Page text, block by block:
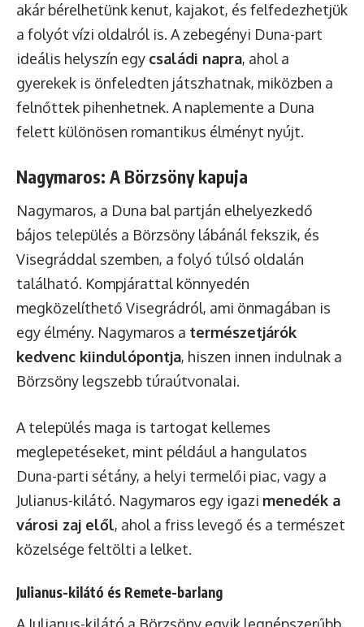
akár bérelhetünk kenut, kajakot, és felfedezhetjük
a folyót vízi oldalról is. A zebegényi Duna-part
ideális helyszín egy családi napra, ahol a
gyerekek is önfeledten játszhatnak, miközben a
felnőttek pihenhetnek. A naplemente a Duna
felett különösen romantikus élményt nyújt.
Nagymaros: A Börzsöny kapuja
Nagymaros, a Duna bal partján elhelyezkedő
bájos település a Börzsöny lábánál fekszik, és
Visegráddal szemben, a folyó túlsó oldalán
található. Kompjárattal könnyedén
megközelíthető Visegrádról, ami önmagában is
egy élmény. Nagymaros a természetjárók
kedvenc kiindulópontja, hiszen innen indulnak a
Börzsöny legszebb túraútvonalai.
A település maga is tartogat kellemes
meglepetéseket, mint például a hangulatos
Duna-parti sétány, a helyi termelői piac, vagy a
Julianus-kilátó. Nagymaros egy igazi menedék a
városi zaj elől, ahol a friss levegő és a természet
közelsége feltölti a lelket.
Julianus-kilátó és Remete-barlang